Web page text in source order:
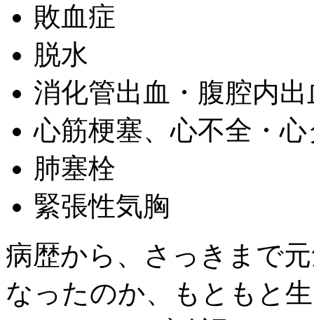
敗血症
脱水
消化管出血・腹腔内出
心筋梗塞、心不全・
肺塞栓
緊張性気胸
病歴から、さっきまで
なったのか、もともと